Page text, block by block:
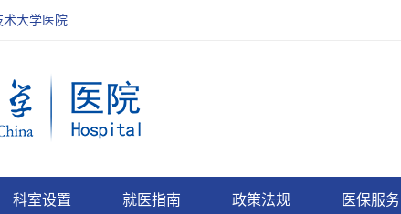
术大学医院
科室设置 就医指南 政策法规 医保服务